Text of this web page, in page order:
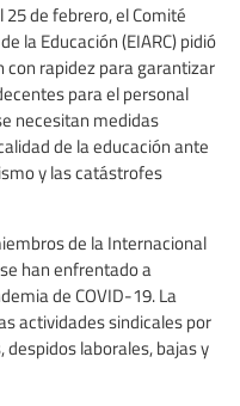
de febrero, el Comité
la Educación (EIARC) pidió
con rapidez para garantizar
para el personal
necesitan medidas
de la educación ante
y las catástrofes
de la Internacional
han enfrentado a
de COVID-19. La
actividades sindicales por
laborales, bajas y